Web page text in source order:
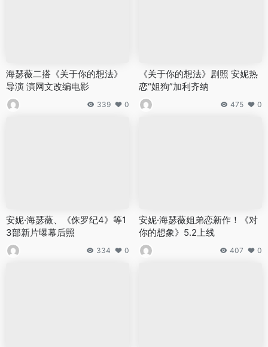
海瑟薇二搭《关于你的想法》
导演 演网文改编电影
339 0
《关于你的想法》剧照 安妮热
恋“姐狗”加利齐纳
475 0
安妮·海瑟薇、《侏罗纪4》等1
3部新片曝幕后照
334 0
安妮·海瑟薇姐弟恋新作！《对
你的想象》5.2上线
407 0